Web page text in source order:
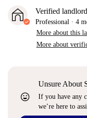
Verified landlord
Professional · 4
More about this
More about
sentiment_very_satisfied
Unsure About
If you have any
we’re here to